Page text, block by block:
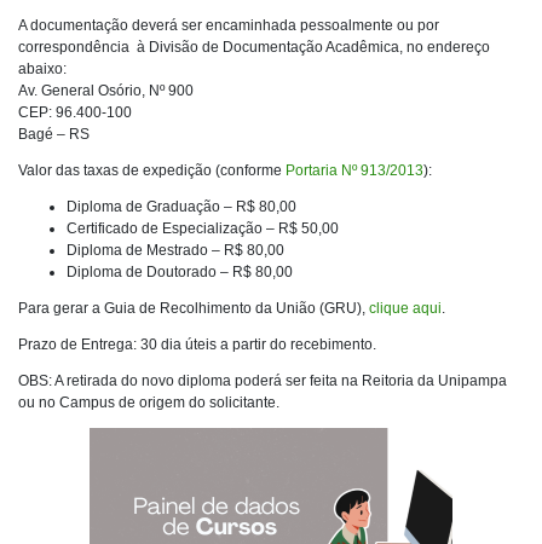
A documentação deverá ser encaminhada pessoalmente ou por
correspondência à Divisão de Documentação Acadêmica, no endereço
abaixo:
Av. General Osório, Nº 900
CEP: 96.400-100
Bagé – RS
Valor das taxas de expedição (conforme Portaria Nº 913/2013):
Diploma de Graduação – R$ 80,00
Certificado de Especialização – R$ 50,00
Diploma de Mestrado – R$ 80,00
Diploma de Doutorado – R$ 80,00
Para gerar a Guia de Recolhimento da União (GRU), clique aqui.
Prazo de Entrega: 30 dia úteis a partir do recebimento.
OBS: A retirada do novo diploma poderá ser feita na Reitoria da Unipampa
ou no Campus de origem do solicitante.